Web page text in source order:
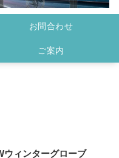
お問合わせ
ご案内
ウィンターグローブ